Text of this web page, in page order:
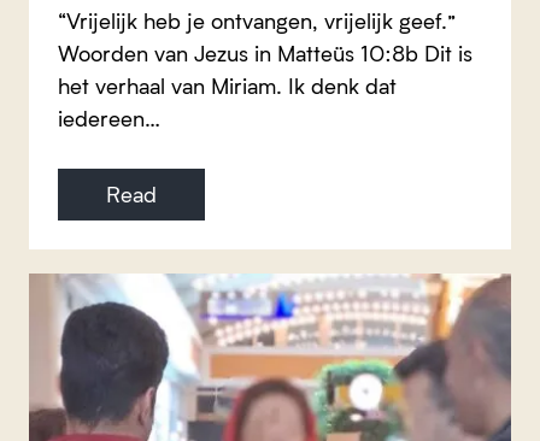
“Vrijelijk heb je ontvangen, vrijelijk geef.”
Woorden van Jezus in Matteüs 10:8b Dit is
het verhaal van Miriam. Ik denk dat
iedereen…
Read